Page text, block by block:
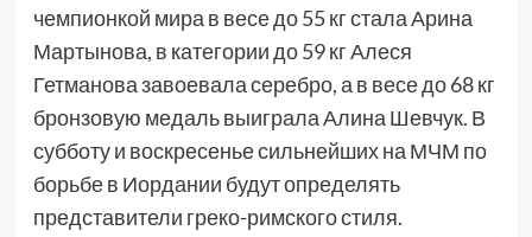
чемпионкой мира в весе до 55 кг стала Арина
Мартынова, в категории до 59 кг Алеся
Гетманова завоевала серебро, а в весе до 68 кг
бронзовую медаль выиграла Алина Шевчук. В
субботу и воскресенье сильнейших на МЧМ по
борьбе в Иордании будут определять
представители греко-римского стиля.